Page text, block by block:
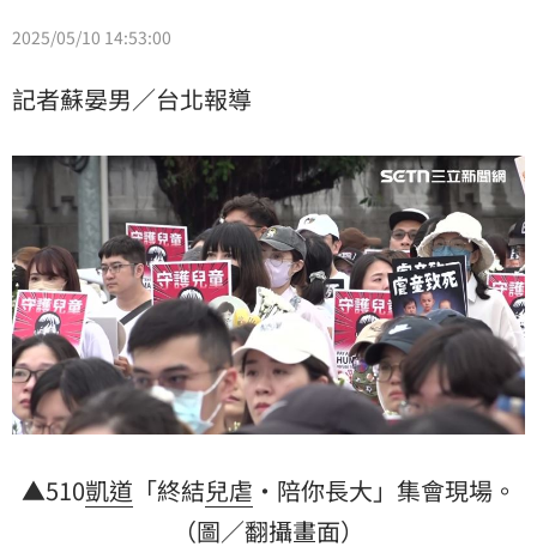
2025/05/10 14:53:00
記者蘇晏男／台北報導
▲510凱道 「終結兒虐 ・陪你長大」集會現場。
（圖／翻攝畫面）